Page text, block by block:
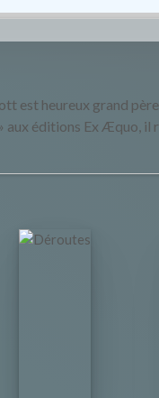
est heureux grand
aux éditions Ex Æquo,